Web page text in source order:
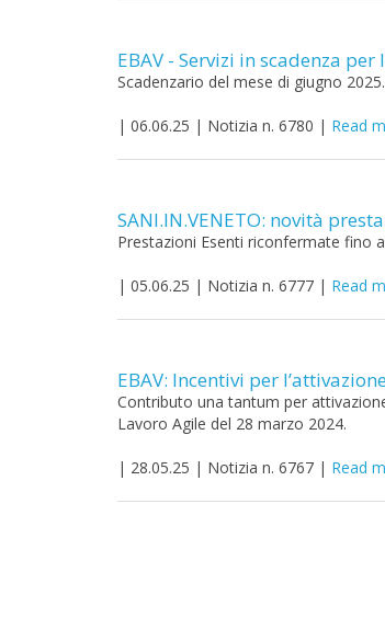
EBAV - Servizi in scadenza
Scadenzario del mese di giugno 2025.
| 06.06.25 | Notizia n. 6780 | Read
SANI.IN.VENETO: novità
Prestazioni Esenti riconfermate fino
| 05.06.25 | Notizia n. 6777 | Read
EBAV: Incentivi per
Contributo una tantum per
Lavoro Agile del 28 marzo 2024.
| 28.05.25 | Notizia n. 6767 | Read